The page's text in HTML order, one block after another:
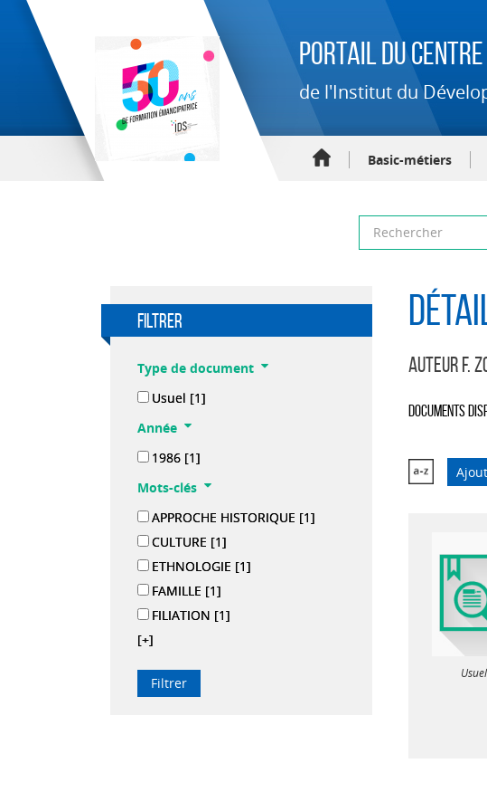
Portail du Centre
de l'Institut du
Basic-métiers
filtrer
Type de document
Usuel [1]
Année
1986 [1]
Mots-clés
APPROCHE HISTORIQUE [1]
CULTURE [1]
ETHNOLOGIE [1]
FAMILLE [1]
FILIATION [1]
[+]
Auteur F.
Documents
Usuel